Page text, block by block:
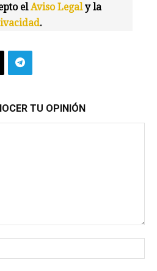
elAviso Legaly la
.
TU OPINIÓN